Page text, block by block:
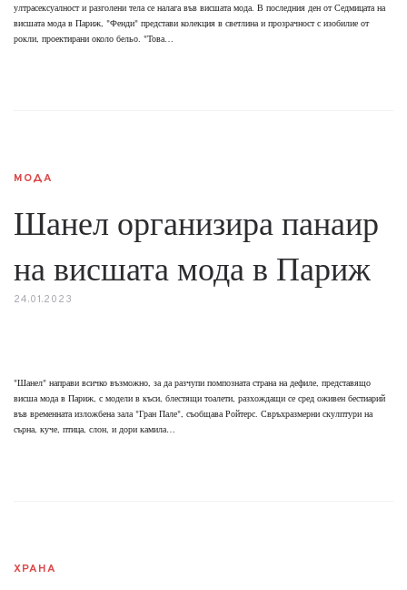
ултрасексуалност и разголени тела се налага във висшата мода. В последния ден от Седмицата на
висшата мода в Париж, "Фенди" представи колекция в светлина и прозрачност с изобилие от
рокли, проектирани около бельо. "Това…
МОДА
Шанел организира панаир
на висшата мода в Париж
24.01.2023
"Шанел" направи всичко възможно, за да разчупи помпозната страна на дефиле, представящо
висша мода в Париж, с модели в къси, блестящи тоалети, разхождащи се сред оживен бестиарий
във временната изложбена зала "Гран Пале", съобщава Ройтерс. Свръхразмерни скулптури на
сърна, куче, птица, слон, и дори камила…
ХРАНА